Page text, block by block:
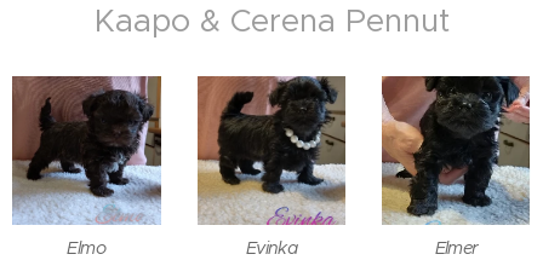
Kaapo & Cerena Pennut
Elmo Evinka Elmer